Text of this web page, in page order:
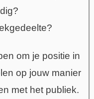
om je positie in
op jouw manier
met het publiek.